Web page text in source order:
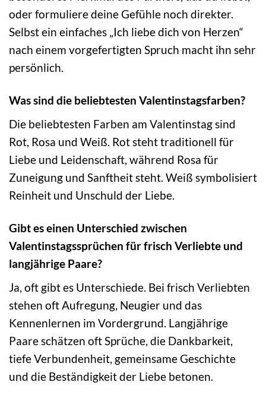
oder formuliere deine Gefühle noch direkter.
Selbst ein einfaches „Ich liebe dich von Herzen“
nach einem vorgefertigten Spruch macht ihn sehr
persönlich.
Was sind die beliebtesten Valentinstagsfarben?
Die beliebtesten Farben am Valentinstag sind
Rot, Rosa und Weiß. Rot steht traditionell für
Liebe und Leidenschaft, während Rosa für
Zuneigung und Sanftheit steht. Weiß symbolisiert
Reinheit und Unschuld der Liebe.
Gibt es einen Unterschied zwischen
Valentinstagssprüchen für frisch Verliebte und
langjährige Paare?
Ja, oft gibt es Unterschiede. Bei frisch Verliebten
stehen oft Aufregung, Neugier und das
Kennenlernen im Vordergrund. Langjährige
Paare schätzen oft Sprüche, die Dankbarkeit,
tiefe Verbundenheit, gemeinsame Geschichte
und die Beständigkeit der Liebe betonen.